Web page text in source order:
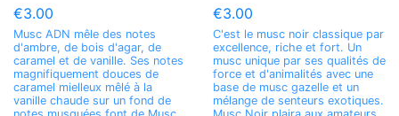
€3.00
Musc ADN mêle des notes
d'ambre, de bois d'agar, de
caramel et de vanille. Ses notes
magnifiquement douces de
caramel mielleux mêlé à la
vanille chaude sur un fond de
€3.00
C'est le musc noir classique par
excellence, riche et fort. Un
musc unique par ses qualités de
force et d'animalités avec une
base de musc gazelle et un
mélange de senteurs exotiques.